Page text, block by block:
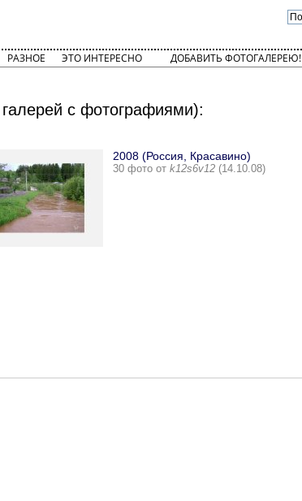
РАЗНОЕ ЭТО ИНТЕРЕСНО ДОБАВИТЬ ФОТОГАЛЕРЕЮ!
с фотографиями):
2008 (Россия, Красавино)
30 фото от k12s6v12 (14.10.08)